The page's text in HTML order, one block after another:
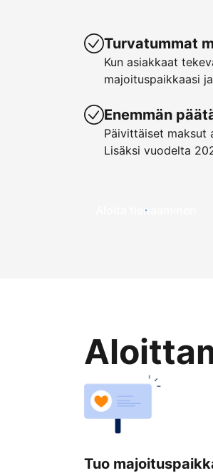
Turvatummat
Kun asiakkaat
majoituspaikkaasi
Enemmän
Päivittäiset maksut
Lisäksi vuodelta
Aloita tienaaminen
Tuo